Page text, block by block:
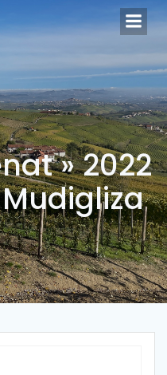
» 2022